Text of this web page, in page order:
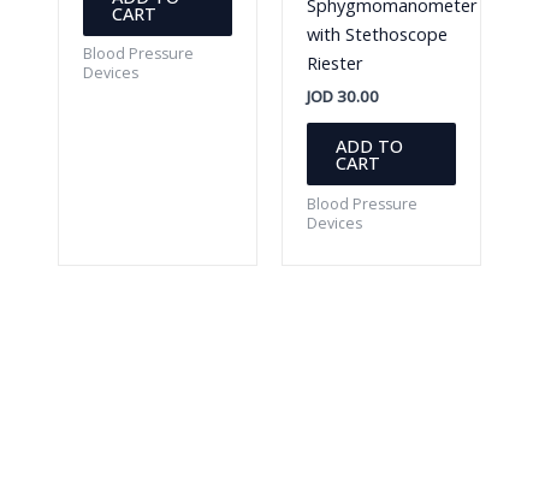
CART
Blood Pressure
Devices
Sphygmomanometer
with Stethoscope
Riester
JOD30.00
ADD TO
CART
Blood Pressure
Devices